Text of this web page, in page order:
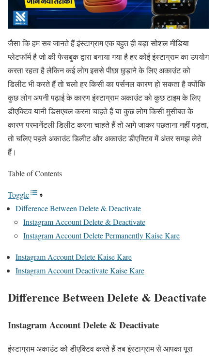
जैसा कि हम सब जानते हैं इंस्टाग्राम एक बहुत ही बड़ा सोशल मीडिया
प्लेटफॉर्म है जो की फेसबुक द्वारा बनाया गया है हर कोई इंस्टाग्राम का उपयोग
करता रहता है लेकिन कई लोग इससे पीछा छुड़ाने के लिए अकाउंट को
डिलीट भी करते हैं तो चलो हर किसी का पर्सनल कारण हो सकता है क्योंकि
कुछ लोग अपनी पढ़ाई के कारण इंस्टाग्राम अकाउंट को कुछ टाइम के लिए
डीएक्टिव यानी डिसएबल करना चाहते हैं या कुछ लोग किसी मुसीबत के
कारण परमानेंटली डिलीट करना चाहते हैं तो आगे जाकर पछताना नहीं पड़ता,
तो चलिए पहले अकाउंट डिलीट और अकाउंट डीएक्टिव में अंतर समझ लेते
हैं।
Table of Contents
Toggle
Difference Between Delete & Deactivate
Instagram Account Delete & Deactivate
Instagram Account Delete Permanently Kaise Kare
Instagram Account Delete Kaise Kare
Instagram Account Deactivate Kaise Kare
Difference Between Delete & Deactivate
Instagram Account Delete & Deactivate
इंस्टाग्राम अकाउंट को डीएक्टिव करते हैं तब इंस्टाग्राम से आपका पूरा